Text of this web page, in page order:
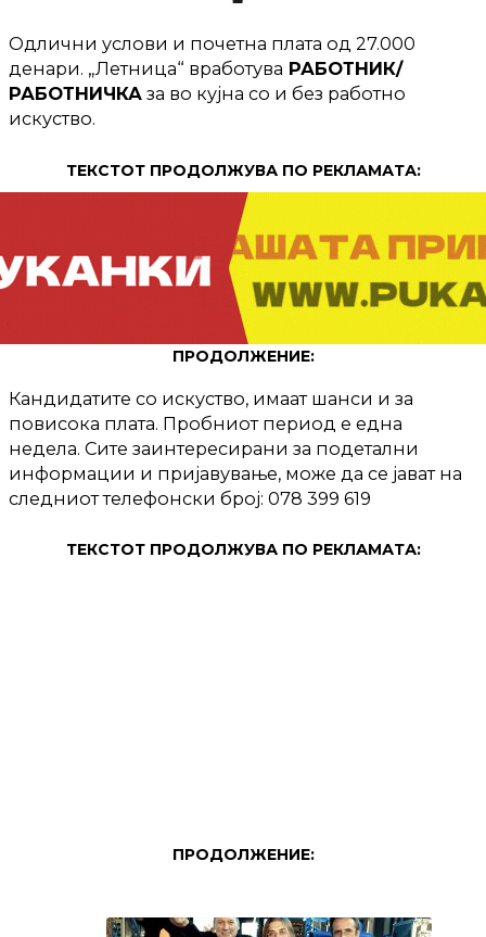
Одлични услови и почетна плата од 27.000
денари. „Летница“ вработува РАБОТНИК/
РАБОТНИЧКА за во кујна со и без работно
искуство.
ТЕКСТОТ ПРОДОЛЖУВА ПО РЕКЛАМАТА:
ПРОДОЛЖЕНИЕ:
Кандидатите со искуство, имаат шанси и за
повисока плата. Пробниот период е една
недела. Сите заинтересирани за подетални
информации и пријавување, може да се јават на
следниот телефонски број: 078 399 619
ТЕКСТОТ ПРОДОЛЖУВА ПО РЕКЛАМАТА:
ПРОДОЛЖЕНИЕ: